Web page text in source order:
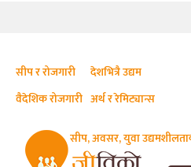
JIBIKO.COM
तपाईंको जीविकाको साथी
सीप, अवसर, युवा
सीप र रोजगारी
देशभित्रै उद्यम
वैदेशिक रोजगारी अर्थ र रेमिट्यान्स